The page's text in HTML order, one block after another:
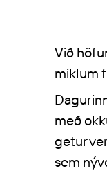
Við
miklum
með
getur
sem